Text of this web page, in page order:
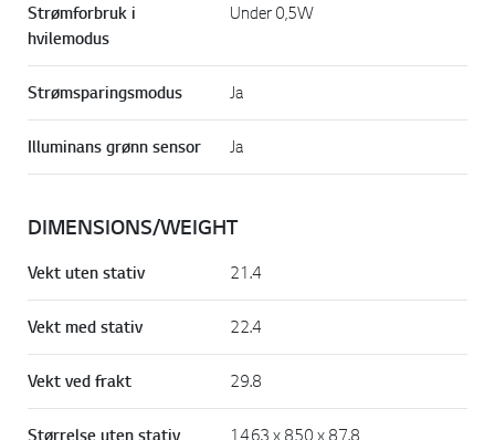
Strømforbruk i
hvilemodus
Under 0,5W
Strømsparingsmodus Ja
Illuminans grønn sensor Ja
DIMENSIONS/WEIGHT
Vekt uten stativ 21.4
Vekt med stativ 22.4
Vekt ved frakt 29.8
1463 x 850 x 87.8